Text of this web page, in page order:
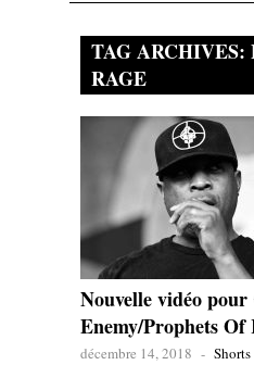
TAG ARCHIVES:
RAGE
Nouvelle vidéo
Enemy/Prophets Of
décembre 14, 2018 - Shorts